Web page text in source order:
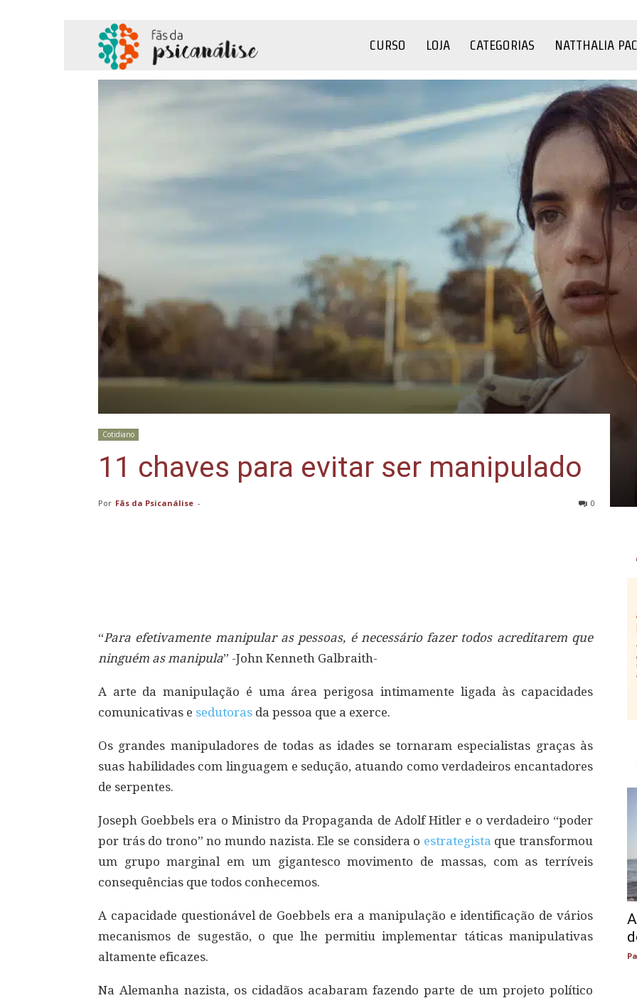
da
CURSO LOJA CATEGORIAS NATTHALIA
Cotidiano
11 chaves para evitar ser manipulado
Por Fãs da Psicanálise - 0
“Para efetivamente manipular as pessoas, é necessário fazer todos acreditarem que
ninguém as manipula” -John Kenneth Galbraith-
A arte da manipulação é uma área perigosa intimamente ligada às capacidades
comunicativas e sedutoras da pessoa que a exerce.
Os grandes manipuladores de todas as idades se tornaram especialistas graças às
suas habilidades com linguagem e sedução, atuando como verdadeiros encantadores
de serpentes.
Joseph Goebbels era o Ministro da Propaganda de Adolf Hitler e o verdadeiro “poder
por trás do trono” no mundo nazista. Ele se considera o estrategista que transformou
um grupo marginal em um gigantesco movimento de massas, com as terríveis
consequências que todos conhecemos.
A capacidade questionável de Goebbels era a manipulação e identificação de vários
mecanismos de sugestão, o que lhe permitiu implementar táticas manipulativas
altamente eficazes.
Na Alemanha nazista, os cidadãos acabaram fazendo parte de um projeto político